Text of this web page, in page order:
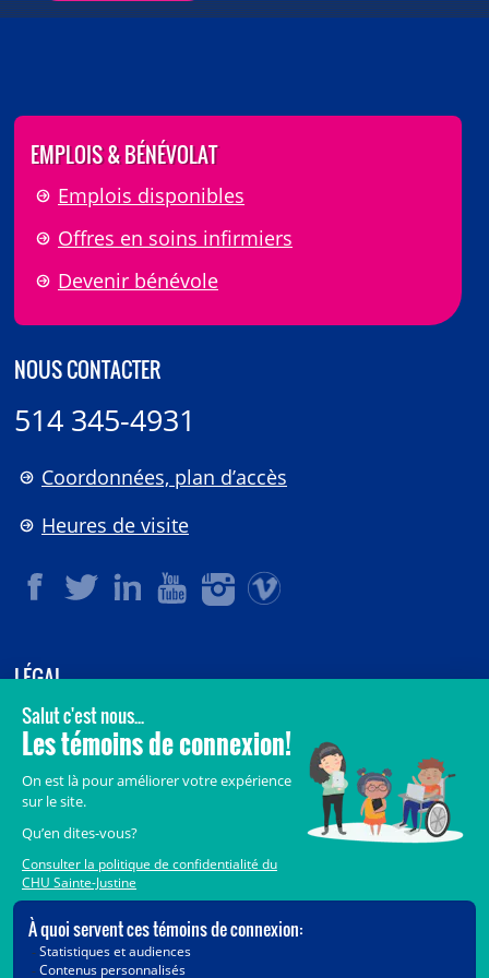
EMPLOIS & BÉNÉVOLAT
Emplois disponibles
Offres en soins infirmiers
Devenir bénévole
NOUS CONTACTER
514 345-4931
Coordonnées, plan d’accès
Heures de visite
LÉGAL
© 2006-2026CHU Sainte-Justine.
Tous droits réservés.
Crédits
Accès aux documents des organismes publics